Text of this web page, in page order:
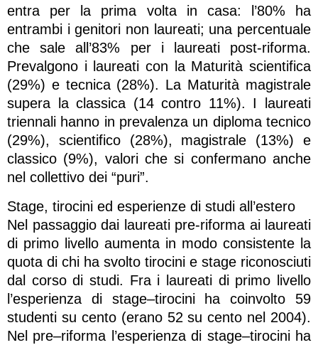
entra per la prima volta in casa: l’80% ha
entrambi i genitori non laureati; una percentuale
che sale all’83% per i laureati post-riforma.
Prevalgono i laureati con la Maturità scientifica
(29%) e tecnica (28%). La Maturità magistrale
supera la classica (14 contro 11%). I laureati
triennali hanno in prevalenza un diploma tecnico
(29%), scientifico (28%), magistrale (13%) e
classico (9%), valori che si confermano anche
nel collettivo dei “puri”.
Stage, tirocini ed esperienze di studi all’estero
Nel passaggio dai laureati pre-riforma ai laureati
di primo livello aumenta in modo consistente la
quota di chi ha svolto tirocini e stage riconosciuti
dal corso di studi. Fra i laureati di primo livello
l’esperienza di stage–tirocini ha coinvolto 59
studenti su cento (erano 52 su cento nel 2004).
Nel pre–riforma l’esperienza di stage–tirocini ha